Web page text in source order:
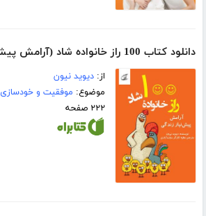
دانلود کتاب 100 راز خانواده شاد (آرامش پیش از زندگی)
از:دیوید نیون
موضوع: موفقیت و خودسازی
۲۲۲ صفحه